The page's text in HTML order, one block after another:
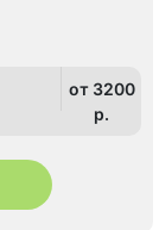
от 3200
p.